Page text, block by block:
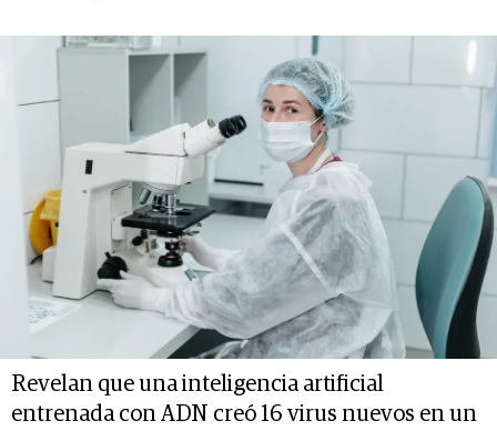
Revelan que una inteligencia artificial
entrenada con ADN creó 16 virus nuevos en un